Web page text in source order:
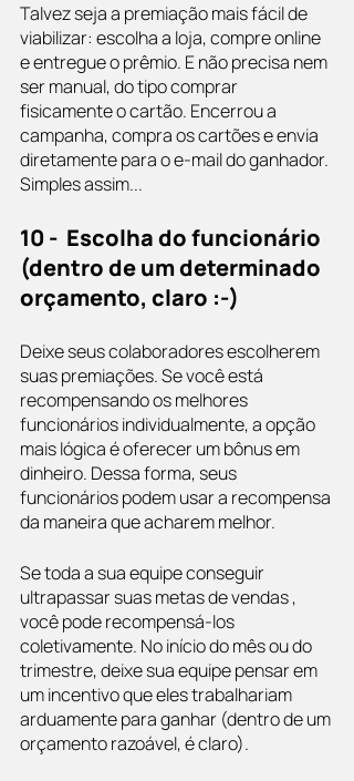
Talvez seja a premiação mais fácil de
viabilizar: escolha a loja, compre online
e entregue o prêmio. E não precisa nem
ser manual, do tipo comprar
fisicamente o cartão. Encerrou a
campanha, compra os cartões e envia
diretamente para o e-mail do ganhador.
Simples assim...
10 -  Escolha do funcionário
(dentro de um determinado
orçamento, claro :-)
Deixe seus colaboradores escolherem
suas premiações. Se você está
recompensando os melhores
funcionários individualmente, a opção
mais lógica é oferecer um bônus em
dinheiro. Dessa forma, seus
funcionários podem usar a recompensa
da maneira que acharem melhor.
Se toda a sua equipe conseguir
ultrapassar suas metas de vendas ,
você pode recompensá-los
coletivamente. No início do mês ou do
trimestre, deixe sua equipe pensar em
um incentivo que eles trabalhariam
arduamente para ganhar (dentro de um
orçamento razoável, é claro).